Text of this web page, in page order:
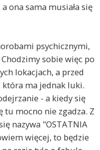
ona sama musiała się
psychicznymi,
Chodzimy sobie więc po
lokacjach, a przed
która ma jednak luki.
- a kiedy się
tu mocno nie zgadza. Z
nazywa "OSTATNIA
więcej, to będzie